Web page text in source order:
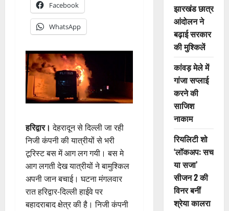
Facebook
WhatsApp
हरिद्वार। देहरादून से दिल्ली जा रही
निजी कंपनी की यात्रीयों से भरी
टूरिस्ट बस में आग लग गयी। बस मे
आग लगती देख यात्रीयों ने बामुश्किल
अपनी जान बचाई। घटना मंगलवार
रात हरिद्वार-दिल्ली हाईवे पर
बहादराबाद क्षेत्र की है। निजी कंपनी
झारखंड छात्र
आंदोलन ने
बढ़ाई सरकार
की मुश्किलें
कांवड़ मेले में
गांजा सप्लाई
करने की
साजिश
नाकाम
रियलिटी शो
‘लॉकअप: सच
या सजा’
सीजन 2 की
विनर बनीं
श्रेया कालरा